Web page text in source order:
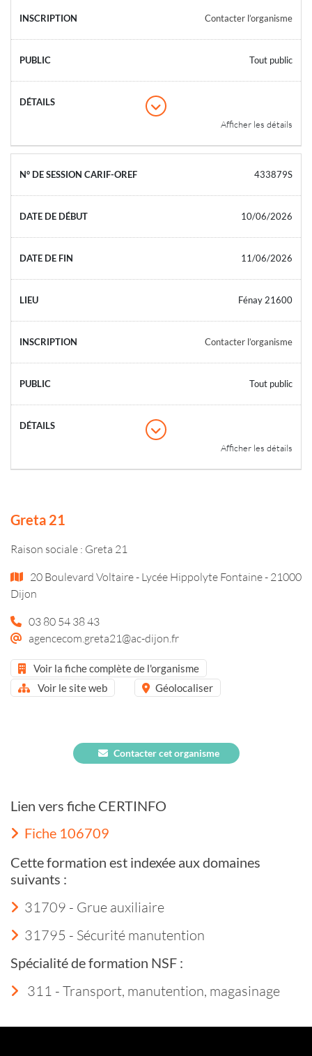
Contacter l’organisme
Tout public
Afficher les détails
433879S
10/06/2026
11/06/2026
Fénay 21600
Contacter l’organisme
Tout public
Afficher les détails
Greta 21
Raison sociale : Greta 21
20 Boulevard Voltaire - Lycée Hippolyte Fontaine - 21000
Dijon
03 80 54 38 43
agencecom.greta21@ac-dijon.fr
Voir la fiche complète de l'organisme
Voir le site web
Géolocaliser
Contacter cet organisme
Lien vers fiche CERTINFO
Fiche 106709
Cette formation est indexée aux domaines
suivants :
31709 - Grue auxiliaire
31795 - Sécurité manutention
Spécialité de formation NSF :
311 - Transport, manutention, magasinage